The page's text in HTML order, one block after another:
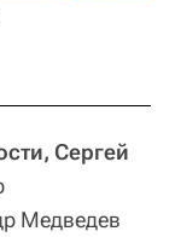
Сергей
Медведев